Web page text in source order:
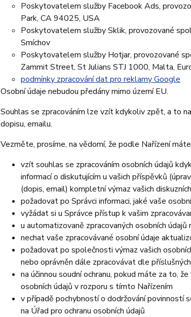
Poskytovatelem služby Facebook Ads,
Park, CA 94025, USA
Poskytovatelem služby Sklik, provozované
Smíchov
Poskytovatelem služby Hotjar, provozované
Zammit Street, St Julians STJ 1000, Malta,
podmínky zpracování dat pro reklamy Google
Osobní údaje nebudou předány mimo území EU.
Souhlas se zpracováním lze vzít kdykoliv zpět, a to
dopisu, emailu.
Vezměte, prosíme, na vědomí, že podle Nařízení
vzít souhlas se zpracováním osobních údajů
informací o diskutujícím u vašich příspěvků
(dopis, email) kompletní výmaz vašich
požadovat po Správci informaci, jaké vaše
vyžádat si u Správce přístup k vašim
u automatizovaně zpracovaných osobních
nechat vaše zpracovávané osobní údaje
požadovat po společnosti výmaz vašich
nebo oprávněn dále zpracovávat dle
na účinnou soudní ochranu, pokud máte za to,
osobních údajů v rozporu s tímto Nařízením
v případě pochybností o dodržování povinností
na Úřad pro ochranu osobních údajů